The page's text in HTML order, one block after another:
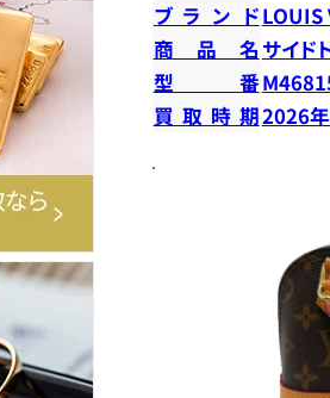
ブランドLOUIS
商品名 サイド
型番
買取時期2026